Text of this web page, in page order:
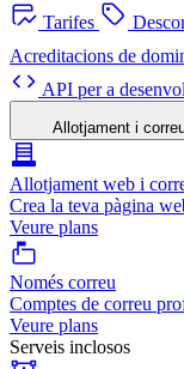
Tarifes
Acreditacions de
API per a
Allotjament i
Allotjament web i
Crea la teva pàgina
Veure plans
Només correu
Comptes de correu
Veure plans
Serveis inclosos